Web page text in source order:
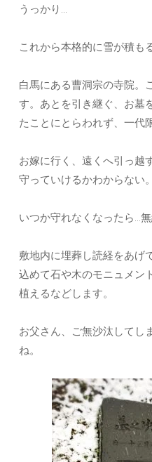
うっかり…
これから本格的に雪が積も
白馬にある曹洞宗の寺院。
す。あとを引き継ぐ、お墓
たことにとらわれず、一代
お嫁に行く、遠くへ引っ越
守っていけるかわからない。
いつか守れなくなったら…
敷地内に埋葬し読経をあげ
込めて石や木のモニュメン
植えるなどします。
お父さん、ご無沙汰してし
ね。